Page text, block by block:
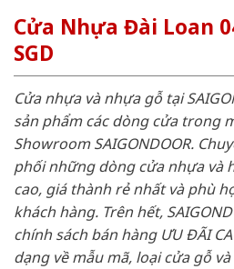
Cửa Nhựa Đài Loan
SGD
Cửa nhựa và nhựa gỗ tại
sản phẩm các dòng cửa trong
Showroom SAIGONDOOR.
phối những dòng cửa nhựa và
cao, giá thành rẻ nhất và phù
khách hàng. Trên hết,
chính sách bán hàng ƯU ĐÃI
dạng về mẫu mã, loại cửa gỗ